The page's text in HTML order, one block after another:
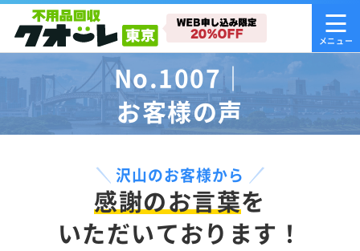
No.1007｜
お客様の声
沢山のお客様から
感謝のお言葉を
いただいております！